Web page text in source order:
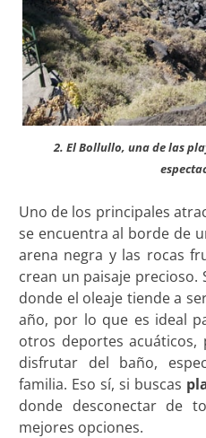
2. El Bollullo, una de las
Uno de los principales
se encuentra al borde de
arena negra y las rocas
crean un paisaje precioso.
donde el oleaje tiende a
año, por lo que es ideal
otros deportes
disfrutar del baño,
familia. Eso sí, si buscas
donde desconectar de
mejores opciones.